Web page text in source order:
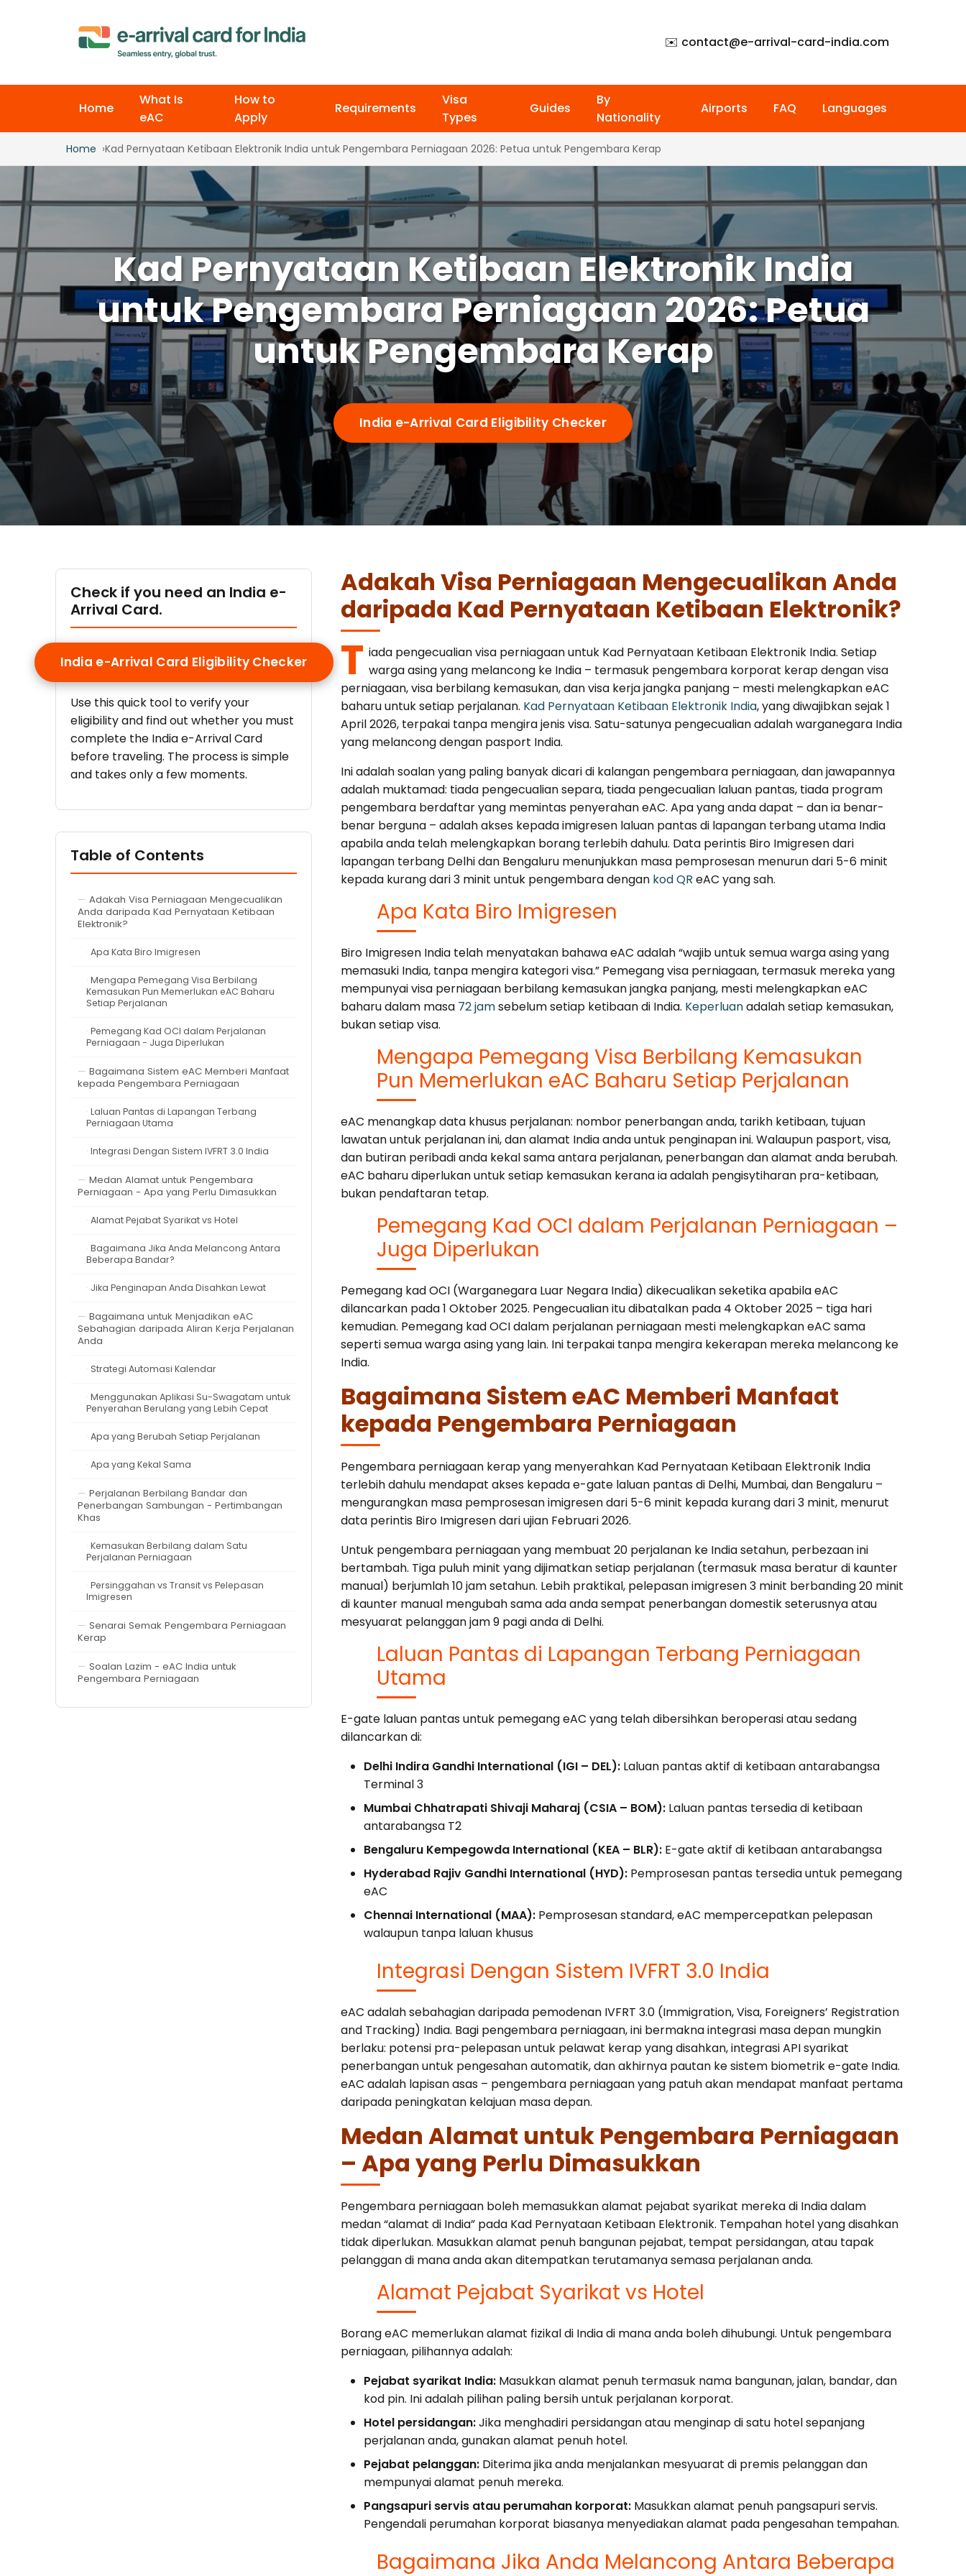
✉️ contact@e-arrival-card-india.com
Home
What Is
eAC
How to
Apply
Requirements
Visa
Types
Guides
By
Nationality
Airports FAQ Languages
Home Kad Pernyataan Ketibaan Elektronik India untuk Pengembara Perniagaan 2026: Petua untuk Pengembara Kerap
Kad Pernyataan Ketibaan Elektronik India
untuk Pengembara Perniagaan 2026: Petua
untuk Pengembara Kerap
India e-Arrival Card Eligibility Checker
Adakah Visa Perniagaan Mengecualikan Anda
daripada Kad Pernyataan Ketibaan Elektronik?
T iada pengecualian visa perniagaan untuk Kad Pernyataan Ketibaan Elektronik India. Setiap
warga asing yang melancong ke India – termasuk pengembara korporat kerap dengan visa
perniagaan, visa berbilang kemasukan, dan visa kerja jangka panjang – mesti melengkapkan eAC
baharu untuk setiap perjalanan. Kad Pernyataan Ketibaan Elektronik India, yang diwajibkan sejak 1
April 2026, terpakai tanpa mengira jenis visa. Satu-satunya pengecualian adalah warganegara India
yang melancong dengan pasport India.
Ini adalah soalan yang paling banyak dicari di kalangan pengembara perniagaan, dan jawapannya
adalah muktamad: tiada pengecualian separa, tiada pengecualian laluan pantas, tiada program
pengembara berdaftar yang memintas penyerahan eAC. Apa yang anda dapat – dan ia benar-
benar berguna – adalah akses kepada imigresen laluan pantas di lapangan terbang utama India
apabila anda telah melengkapkan borang terlebih dahulu. Data perintis Biro Imigresen dari
lapangan terbang Delhi dan Bengaluru menunjukkan masa pemprosesan menurun dari 5-6 minit
kepada kurang dari 3 minit untuk pengembara dengan kod QR eAC yang sah.
Apa Kata Biro Imigresen
Biro Imigresen India telah menyatakan bahawa eAC adalah “wajib untuk semua warga asing yang
memasuki India, tanpa mengira kategori visa.” Pemegang visa perniagaan, termasuk mereka yang
mempunyai visa perniagaan berbilang kemasukan jangka panjang, mesti melengkapkan eAC
baharu dalam masa 72 jamsebelum setiap ketibaan di India. Keperluanadalah setiap kemasukan,
bukan setiap visa.
Mengapa Pemegang Visa Berbilang Kemasukan
Pun Memerlukan eAC Baharu Setiap Perjalanan
eAC menangkap data khusus perjalanan: nombor penerbangan anda, tarikh ketibaan, tujuan
lawatan untuk perjalanan ini, dan alamat India anda untuk penginapan ini. Walaupun pasport, visa,
dan butiran peribadi anda kekal sama antara perjalanan, penerbangan dan alamat anda berubah.
eAC baharu diperlukan untuk setiap kemasukan kerana ia adalah pengisytiharan pra-ketibaan,
bukan pendaftaran tetap.
Pemegang Kad OCI dalam Perjalanan Perniagaan –
Juga Diperlukan
Pemegang kad OCI (Warganegara Luar Negara India) dikecualikan seketika apabila eAC
dilancarkan pada 1 Oktober 2025. Pengecualian itu dibatalkan pada 4 Oktober 2025 – tiga hari
kemudian. Pemegang kad OCI dalam perjalanan perniagaan mesti melengkapkan eAC sama
seperti semua warga asing yang lain. Ini terpakai tanpa mengira kekerapan mereka melancong ke
India.
Bagaimana Sistem eAC Memberi Manfaat
kepada Pengembara Perniagaan
Pengembara perniagaan kerap yang menyerahkan Kad Pernyataan Ketibaan Elektronik India
terlebih dahulu mendapat akses kepada e-gate laluan pantas di Delhi, Mumbai, dan Bengaluru –
mengurangkan masa pemprosesan imigresen dari 5-6 minit kepada kurang dari 3 minit, menurut
data perintis Biro Imigresen dari ujian Februari 2026.
Untuk pengembara perniagaan yang membuat 20 perjalanan ke India setahun, perbezaan ini
bertambah. Tiga puluh minit yang dijimatkan setiap perjalanan (termasuk masa beratur di kaunter
manual) berjumlah 10 jam setahun. Lebih praktikal, pelepasan imigresen 3 minit berbanding 20 minit
di kaunter manual mengubah sama ada anda sempat penerbangan domestik seterusnya atau
mesyuarat pelanggan jam 9 pagi anda di Delhi.
Laluan Pantas di Lapangan Terbang Perniagaan
Utama
E-gate laluan pantas untuk pemegang eAC yang telah dibersihkan beroperasi atau sedang
dilancarkan di:
Delhi Indira Gandhi International (IGI – DEL): Laluan pantas aktif di ketibaan antarabangsa
Terminal 3
Mumbai Chhatrapati Shivaji Maharaj (CSIA – BOM): Laluan pantas tersedia di ketibaan
antarabangsa T2
Bengaluru Kempegowda International (KEA – BLR): E-gate aktif di ketibaan antarabangsa
Hyderabad Rajiv Gandhi International (HYD): Pemprosesan pantas tersedia untuk pemegang
eAC
Chennai International (MAA): Pemprosesan standard, eAC mempercepatkan pelepasan
walaupun tanpa laluan khusus
Integrasi Dengan Sistem IVFRT 3.0 India
eAC adalah sebahagian daripada pemodenan IVFRT 3.0 (Immigration, Visa, Foreigners’ Registration
and Tracking) India. Bagi pengembara perniagaan, ini bermakna integrasi masa depan mungkin
berlaku: potensi pra-pelepasan untuk pelawat kerap yang disahkan, integrasi API syarikat
penerbangan untuk pengesahan automatik, dan akhirnya pautan ke sistem biometrik e-gate India.
eAC adalah lapisan asas – pengembara perniagaan yang patuh akan mendapat manfaat pertama
daripada peningkatan kelajuan masa depan.
Medan Alamat untuk Pengembara Perniagaan
– Apa yang Perlu Dimasukkan
Pengembara perniagaan boleh memasukkan alamat pejabat syarikat mereka di India dalam
medan “alamat di India” pada Kad Pernyataan Ketibaan Elektronik. Tempahan hotel yang disahkan
tidak diperlukan. Masukkan alamat penuh bangunan pejabat, tempat persidangan, atau tapak
pelanggan di mana anda akan ditempatkan terutamanya semasa perjalanan anda.
Alamat Pejabat Syarikat vs Hotel
Borang eAC memerlukan alamat fizikal di India di mana anda boleh dihubungi. Untuk pengembara
perniagaan, pilihannya adalah:
Pejabat syarikat India: Masukkan alamat penuh termasuk nama bangunan, jalan, bandar, dan
kod pin. Ini adalah pilihan paling bersih untuk perjalanan korporat.
Hotel persidangan:Jika menghadiri persidangan atau menginap di satu hotel sepanjang
perjalanan anda, gunakan alamat penuh hotel.
Pejabat pelanggan: Diterima jika anda menjalankan mesyuarat di premis pelanggan dan
mempunyai alamat penuh mereka.
Pangsapuri servis atau perumahan korporat: Masukkan alamat penuh pangsapuri servis.
Pengendali perumahan korporat biasanya menyediakan alamat pada pengesahan tempahan.
Bagaimana Jika Anda Melancong Antara Beberapa
Check if you need an India e-
Arrival Card.
India e-Arrival Card Eligibility Checker
Use this quick tool to verify your
eligibility and find out whether you must
complete the India e-Arrival Card
before traveling. The process is simple
and takes only a few moments.
Table of Contents
Adakah Visa Perniagaan Mengecualikan
Anda daripada Kad Pernyataan Ketibaan
Elektronik?
Apa Kata Biro Imigresen
Mengapa Pemegang Visa Berbilang
Kemasukan Pun Memerlukan eAC Baharu
Setiap Perjalanan
Pemegang Kad OCI dalam Perjalanan
Perniagaan - Juga Diperlukan
Bagaimana Sistem eAC Memberi Manfaat
kepada Pengembara Perniagaan
Laluan Pantas di Lapangan Terbang
Perniagaan Utama
Integrasi Dengan Sistem IVFRT 3.0 India
Medan Alamat untuk Pengembara
Perniagaan - Apa yang Perlu Dimasukkan
Alamat Pejabat Syarikat vs Hotel
Bagaimana Jika Anda Melancong Antara
Beberapa Bandar?
Jika Penginapan Anda Disahkan Lewat
Bagaimana untuk Menjadikan eAC
Sebahagian daripada Aliran Kerja Perjalanan
Anda
Strategi Automasi Kalendar
Menggunakan Aplikasi Su-Swagatam untuk
Penyerahan Berulang yang Lebih Cepat
Apa yang Berubah Setiap Perjalanan
Apa yang Kekal Sama
Perjalanan Berbilang Bandar dan
Penerbangan Sambungan - Pertimbangan
Khas
Kemasukan Berbilang dalam Satu
Perjalanan Perniagaan
Persinggahan vs Transit vs Pelepasan
Imigresen
Senarai Semak Pengembara Perniagaan
Kerap
Soalan Lazim - eAC India untuk
Pengembara Perniagaan